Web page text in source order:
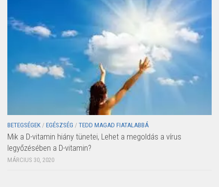
BETEGSÉGEK / EGÉSZSÉG / TEDD MAGAD FIATALABBÁ
Mik a D-vitamin hiány tünetei, Lehet a megoldás a vírus
legyőzésében a D-vitamin?
MÁRCIUS 30, 2020